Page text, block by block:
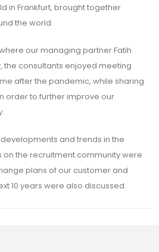
in Frankfurt, brought together
the world.
our managing partner Fatih
the consultants enjoyed meeting
after the pandemic, while sharing
order to further improve our
and trends in the
on the recruitment community were
plans of our customer and
10 years were also discussed.